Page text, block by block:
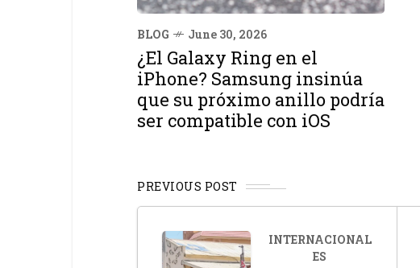
BLOG June 30, 2026
¿El Galaxy Ring en el
iPhone? Samsung insinúa
que su próximo anillo podría
ser compatible con iOS
PREVIOUS POST
INTERNACIONAL
ES